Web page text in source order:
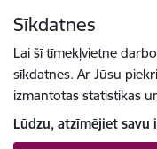
Sīkdatnes
Lai šī tīmekļvietne
sīkdatnes. Ar Jūsu
izmantotas statistikas
Lūdzu, atzīmējiet savu